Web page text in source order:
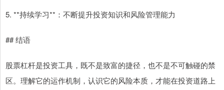
5. **持续学习**：不断提升投资知识和风险管理能力
## 结语
股票杠杆是投资工具，既不是致富的捷径，也不是不可触碰的禁
区。理解它的运作机制，认识它的风险本质，才能在投资道路上